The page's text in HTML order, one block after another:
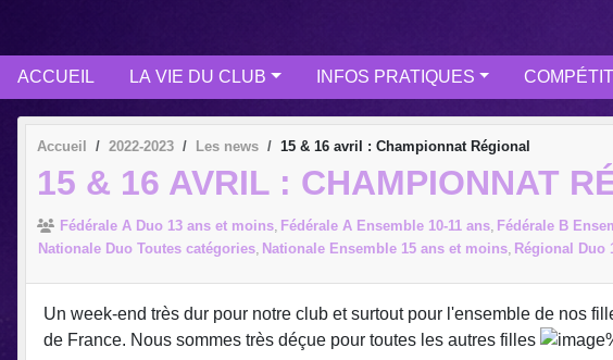
ACCUEIL LA VIE DU CLUB INFOS PRATIQUES
Accueil 2022-2023 Les news 15 & 16 avril : Championnat Régional
15 & 16 AVRIL : CHAMPIONNAT
Fédérale A Duo 13 ans et moins Fédérale A Ensemble 10-11 ans Fédérale B
Nationale Duo Toutes catégories Nationale Ensemble 15 ans et moins Régional Duo
Un week-end très dur pour notre club et surtout pour l'ensemble de nos
de France. Nous sommes très déçue pour toutes les autres filles